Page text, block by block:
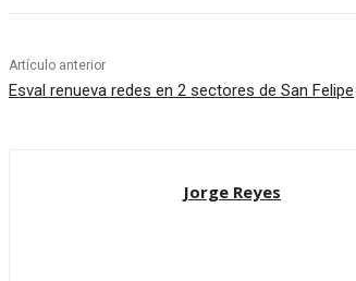
Artículo anterior
Esval renueva redes en 2 sectores de San Felipe
Jorge Reyes